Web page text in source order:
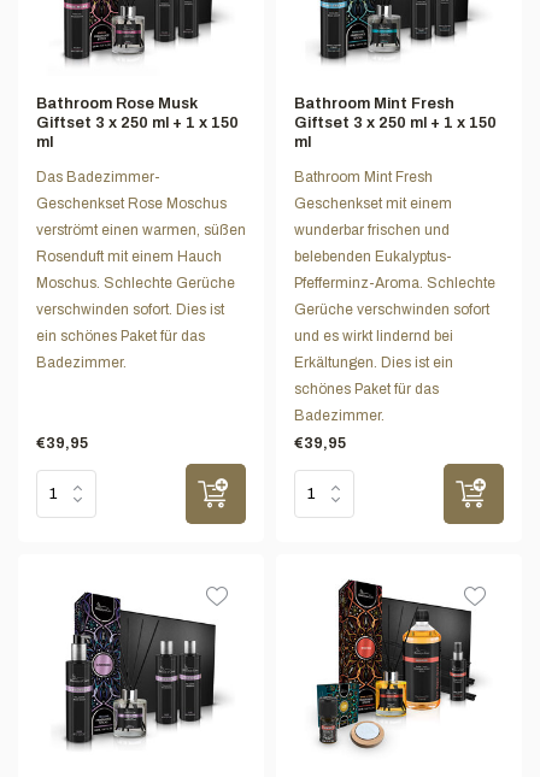
Bathroom Rose Musk
Giftset 3 x 250 ml + 1 x 150
ml
Das Badezimmer-
Geschenkset Rose Moschus
verströmt einen warmen, süßen
Rosenduft mit einem Hauch
Moschus. Schlechte Gerüche
verschwinden sofort. Dies ist
ein schönes Paket für das
Badezimmer.
€39,95
Bathroom Mint Fresh
Giftset 3 x 250 ml + 1 x 150
ml
Bathroom Mint Fresh
Geschenkset mit einem
wunderbar frischen und
belebenden Eukalyptus-
Pfefferminz-Aroma. Schlechte
Gerüche verschwinden sofort
und es wirkt lindernd bei
Erkältungen. Dies ist ein
schönes Paket für das
Badezimmer.
€39,95